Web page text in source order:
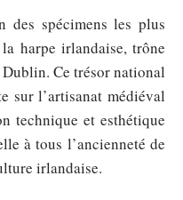
des spécimens les plus
harpe irlandaise, trône
Ce trésor national
sur l’artisanat médiéval
technique et esthétique
à tous l’ancienneté de
irlandaise.